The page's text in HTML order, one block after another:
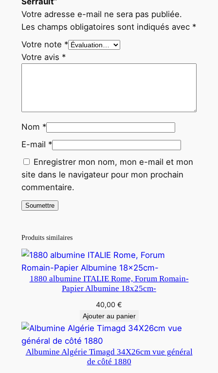
Votre adresse e-mail ne sera pas publiée.
Les champs obligatoires sont indiqués avec *
Votre note *
Votre avis *
Nom *
E-mail *
Enregistrer mon nom, mon e-mail et mon
site dans le navigateur pour mon prochain
commentaire.
Produits similaires
1880 albumine ITALIE Rome, Forum Romain-
Papier Albumine 18x25cm-
40,00 €
Ajouter au panier
Albumine Algérie Timagd 34X26cm vue général
de côté 1880